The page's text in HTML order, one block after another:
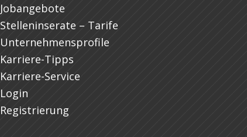
Jobangebote
Stelleninserate – Tarife
Unternehmensprofile
Karriere-Tipps
Karriere-Service
Login
Registrierung